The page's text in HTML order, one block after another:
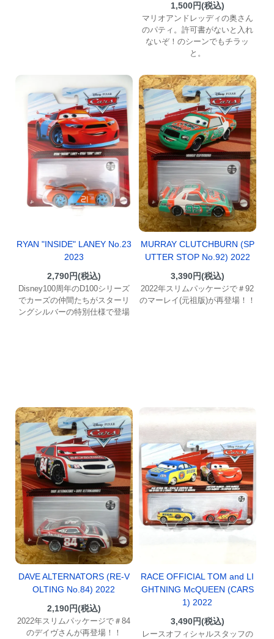
1,500円(税込)
マリオアンドレッディの奥さん
のパティ。許可書がないと入れ
ないぞ！のシーンでもチラッ
と。
RYAN "INSIDE" LANEY No.23
2023
2,790円(税込)
Disney100周年のD100シリーズ
でカーズの仲間たちがスターリ
ングシルバーの特別仕様で登場
MURRAY CLUTCHBURN (SP
UTTER STOP No.92) 2022
3,390円(税込)
2022年スリムパッケージで＃92
のマーレイ(元祖版)が再登場！！
DAVE ALTERNATORS (RE-V
OLTING No.84) 2022
2,190円(税込)
2022年スリムパッケージで＃84
のデイヴさんが再登場！！
RACE OFFICIAL TOM and LI
GHTNING McQUEEN (CARS
1) 2022
3,490円(税込)
レースオフィシャルスタッフの